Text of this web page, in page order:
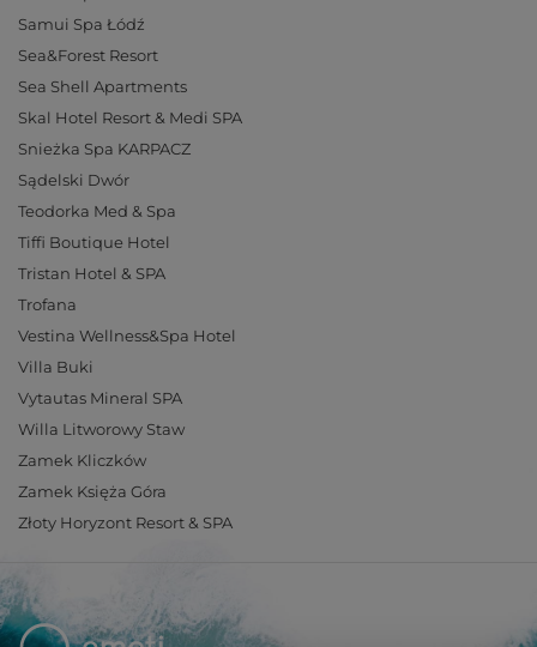
Samui Spa Łódź
Sea&Forest Resort
Sea Shell Apartments
Skal Hotel Resort & Medi SPA
Snieżka Spa KARPACZ
Sądelski Dwór
Teodorka Med & Spa
Tiffi Boutique Hotel
Tristan Hotel & SPA
Trofana
Vestina Wellness&Spa Hotel
Villa Buki
Vytautas Mineral SPA
Willa Litworowy Staw
Zamek Kliczków
Zamek Księża Góra
Złoty Horyzont Resort & SPA